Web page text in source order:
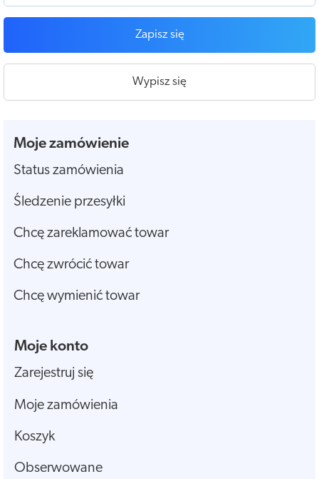
Zapisz się
Wypisz się
Moje zamówienie
Status zamówienia
Śledzenie przesyłki
Chcę zareklamować towar
Chcę zwrócić towar
Chcę wymienić towar
Moje konto
Zarejestruj się
Moje zamówienia
Koszyk
Obserwowane